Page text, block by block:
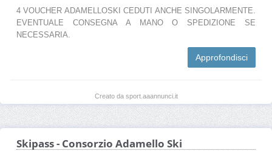
4 VOUCHER ADAMELLOSKI CEDUTI ANCHE SINGOLARMENTE.
EVENTUALE CONSEGNA A MANO O SPEDIZIONE SE
NECESSARIA.
Approfondisci
Creato da sport.aaannunci.it
Skipass - Consorzio Adamello Ski